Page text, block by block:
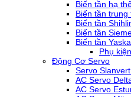
Biến tần hạ
Biến tần trung
Biến tần
Biến tần
Biến tần
Phụ
Động Cơ Servo
Servo
AC Servo
AC Servo